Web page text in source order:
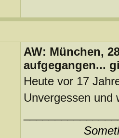
AW: München,
aufgegangen...
Heute vor 17
Unvergessen und